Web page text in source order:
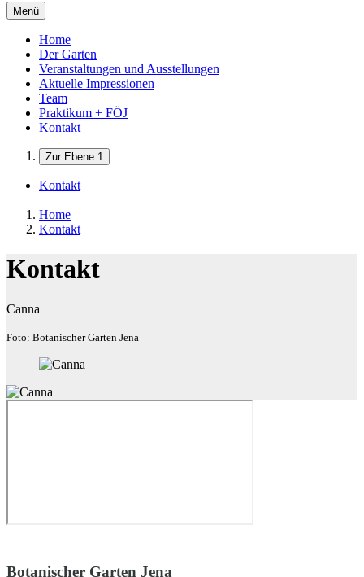
Menü
Home
Der Garten
Veranstaltungen und Ausstellungen
Aktuelle Impressionen
Team
Praktikum + FÖJ
Kontakt
Zur Ebene 1
Kontakt
Home
Kontakt
Kontakt
Canna
Foto: Botanischer Garten Jena
Botanischer Garten Jena